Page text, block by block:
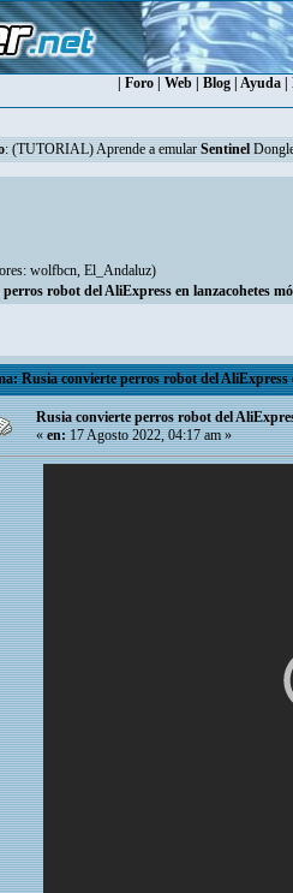
Foro| Web| Blog| Ayuda|
: (TUTORIAL) Aprende a emular Sentinel
wolfbcn, El_Andaluz)
robot del AliExpress en lanzacohetes
Rusia convierte perros robot del AliExpress
Rusia convierte perros robot del
«en:17 Agosto 2022, 04:17 am »